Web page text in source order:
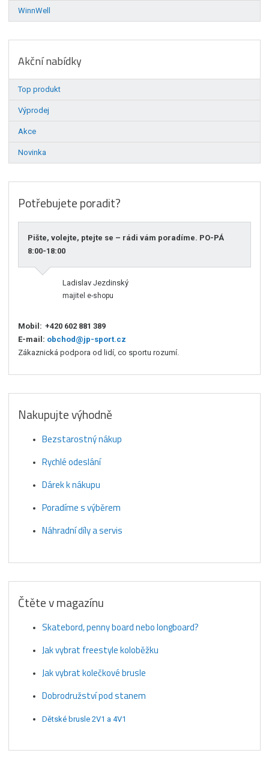
WinnWell
Akční nabídky
Top produkt
Výprodej
Akce
Novinka
Potřebujete poradit?
Pište, volejte, ptejte se – rádi vám poradíme. PO-PÁ
8:00-18:00
Ladislav Jezdinský
majitel e-shopu
Mobil: +420 602 881 389
E-mail: obchod@jp-sport.cz
Zákaznická podpora od lidí, co sportu rozumí.
Nakupujte výhodně
Bezstarostný nákup
Rychlé odeslání
Dárek k nákupu
Poradíme s výběrem
Náhradní díly a servis
Čtěte v magazínu
Skatebord, penny board nebo longboard?
Jak vybrat freestyle koloběžku
Jak vybrat kolečkové brusle
Dobrodružství pod stanem
Dětské brusle 2V1 a 4V1